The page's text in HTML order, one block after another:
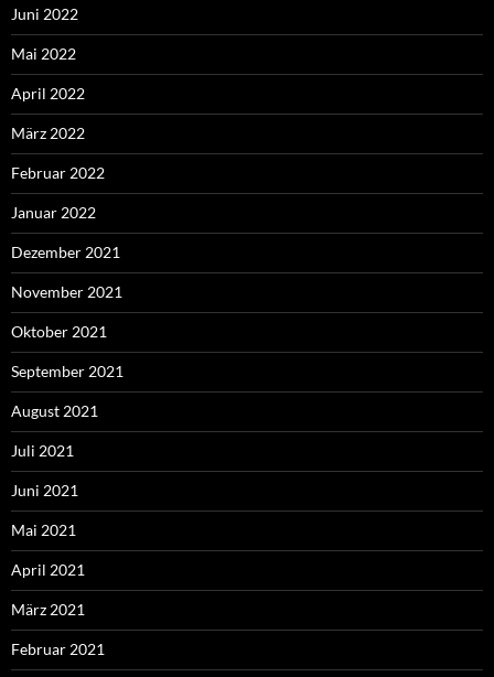
Juni 2022
Mai 2022
April 2022
März 2022
Februar 2022
Januar 2022
Dezember 2021
November 2021
Oktober 2021
September 2021
August 2021
Juli 2021
Juni 2021
Mai 2021
April 2021
März 2021
Februar 2021